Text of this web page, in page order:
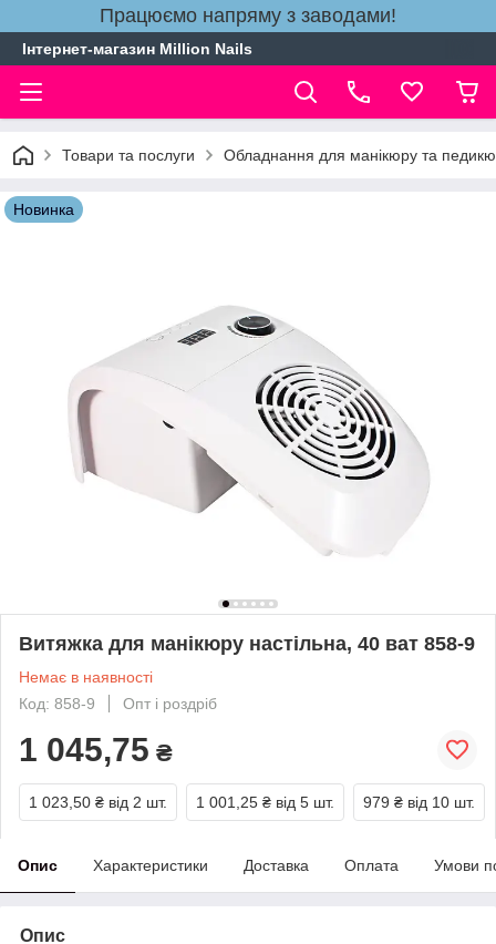
Працюємо напряму з заводами!
Інтернет-магазин Million Nails
Товари та послуги Обладнання для манікюру та
Новинка
Витяжка для манікюру настільна, 40 ват 858-9
Немає в наявності
Код: 858-9
Опт і роздріб
1 045,75 ₴
1 023,50 ₴ від 2 шт. 1 001,25 ₴ від 5 шт. 979 ₴ від 10 шт.
Опис Характеристики Доставка Оплата Умови
Опис